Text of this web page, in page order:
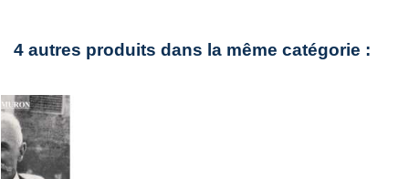
4 autres produits dans la même catégorie :